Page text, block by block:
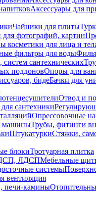
Аксессуары для
Чайники для плиты
для фотографий, картин
косметики для лица и
фильтры для воды
сантехнических
поддоновОпоры для
бидеБачки для
Отвод и
сантехники
Опрессовочные
машиныТрубы, фитинги
ШтукатуркиСтяжки,
блокиТротуарная плитка
ЛДСПМебельные
системы
вентиляция
печи-камины